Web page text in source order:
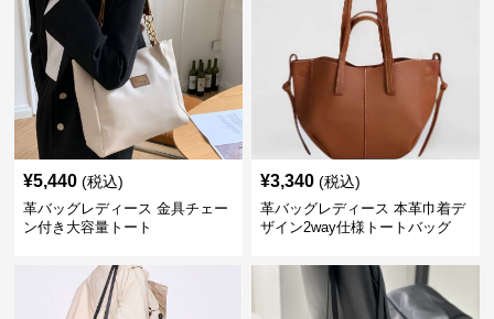
¥5,440 (税込)
革バッグレディース 金具チェー
ン付き大容量トート
¥3,340 (税込)
革バッグレディース 本革巾着デ
ザイン2way仕様トートバッグ